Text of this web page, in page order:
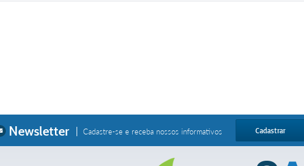
Newsletter Cadastre-se e receba nossos informativos Cadastrar